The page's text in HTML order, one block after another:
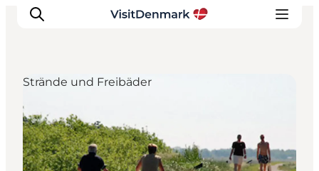
Inspiration
Regionen
Erlebnisse
Strände und Freibäder